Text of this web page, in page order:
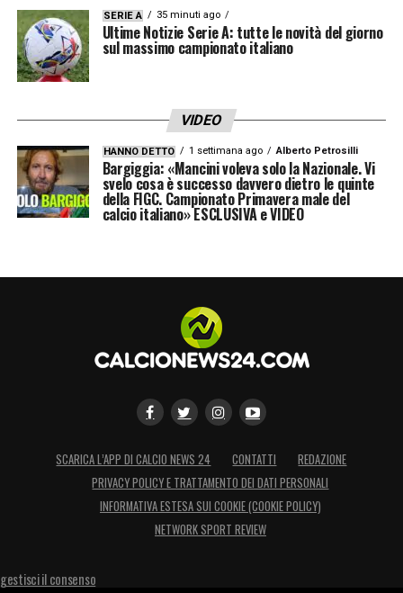
SERIE A 35 minuti ago
Ultime Notizie Serie A: tutte le novità del giorno
sul massimo campionato italiano
VIDEO
HANNO DETTO 1 settimana ago Alberto Petrosilli
Bargiggia: «Mancini voleva solo la Nazionale. Vi
svelo cosa è successo davvero dietro le quinte
della FIGC. Campionato Primavera male del
calcio italiano» ESCLUSIVA e VIDEO
SCARICA L’APP DI CALCIO NEWS 24 CONTATTI
REDAZIONE
PRIVACY POLICY E TRATTAMENTO DEI DATI PERSONALI
INFORMATIVA ESTESA SUI COOKIE (COOKIE POLICY)
NETWORK SPORT REVIEW
gestisci il consenso